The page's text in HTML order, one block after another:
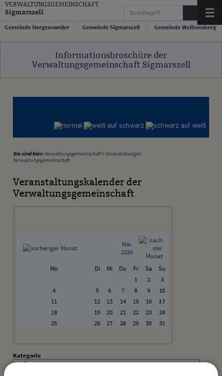
Zum Inhalt,zur Navigationoderzur Startseite springen.
VERWALTUNGSGEMEINSCHAFT
Sigmarszell
Gemeinde Hergensweiler Gemeinde Sigmarszell Gemeinde Weißensberg
Informationsbroschüre der
Verwaltungsgemeinschaft Sigmarszell
Sie sind hier: Verwaltungsgemeinschaft> Veranstaltungen
Verwaltungsgemeinschaft
Veranstaltungskalender der
Verwaltungsgemeinschaft
Mai
2026
Mo Di Mi Do Fr Sa
So
1
2
3
4
5 6 7 8 9
10
11
12 13 14 15 16
17
18
19 20 21 22 23
24
25
26 27 28 29 30 31
Kategorie